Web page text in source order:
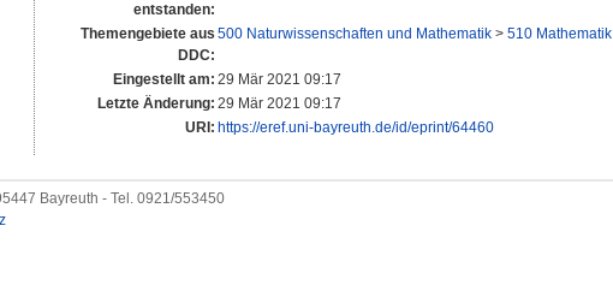
entstanden:
Themengebiete aus
DDC:
500 Naturwissenschaften und Mathematik > 510 Mathematik
Eingestellt am: 29 Mär 2021 09:17
Letzte Änderung: 29 Mär 2021 09:17
URI: https://eref.uni-bayreuth.de/id/eprint/64460
Bayreuth - Tel. 0921/553450